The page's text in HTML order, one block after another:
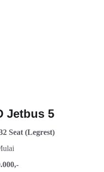
Jetbus 5
Seat (Legrest)